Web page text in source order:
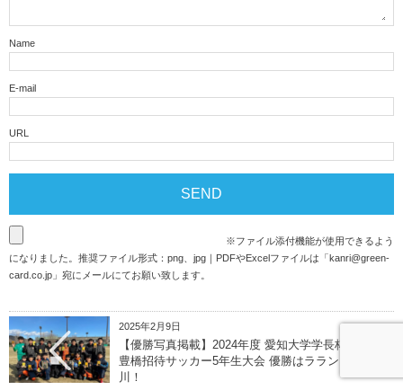
Name
E-mail
URL
※ファイル添付機能が使用できるよう
になりました。推奨ファイル形式：png、jpg｜PDFやExcelファイルは「 kanri@green-
card.co.jp 」宛にメールにてお願い致します。
2025年2月9日
【優勝写真掲載】2024年度 愛知大学学長杯 第31回
豊橋招待サッカー5年生大会 優勝はラランジャ豊
川！